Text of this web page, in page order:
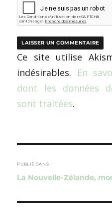
Ce site utilise
indésirables. En
dont les données
sont traitées.
de
l’article
PUBLIÉ DANS
La Nouvelle-Zélande,